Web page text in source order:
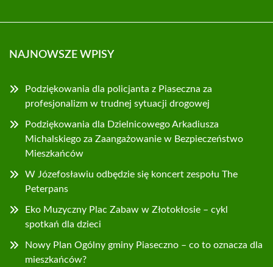
NAJNOWSZE WPISY
Podziękowania dla policjanta z Piaseczna za
profesjonalizm w trudnej sytuacji drogowej
Podziękowania dla Dzielnicowego Arkadiusza
Michalskiego za Zaangażowanie w Bezpieczeństwo
Mieszkańców
W Józefosławiu odbędzie się koncert zespołu The
Peterpans
Eko Muzyczny Plac Zabaw w Złotokłosie – cykl
spotkań dla dzieci
Nowy Plan Ogólny gminy Piaseczno – co to oznacza dla
mieszkańców?